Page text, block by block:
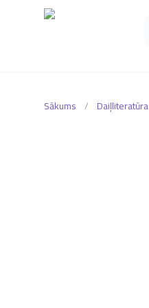
Sākums / Daiļliteratūra